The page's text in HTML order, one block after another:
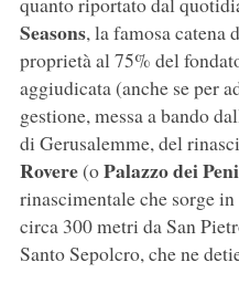
Seasons, la famosa catena
proprietà al 75% del
aggiudicata (anche se per
gestione, messa a bando
di Gerusalemme, del
Rovere(oPalazzo dei
rinascimentale che sorge in
circa 300 metri da San
Santo Sepolcro, che ne